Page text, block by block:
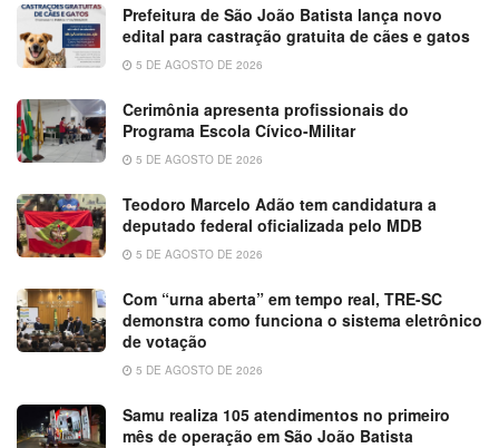
Prefeitura de São João Batista lança novo
edital para castração gratuita de cães e gatos
5 DE AGOSTO DE 2026
Cerimônia apresenta profissionais do
Programa Escola Cívico-Militar
5 DE AGOSTO DE 2026
Teodoro Marcelo Adão tem candidatura a
deputado federal oficializada pelo MDB
5 DE AGOSTO DE 2026
Com “urna aberta” em tempo real, TRE-SC
demonstra como funciona o sistema eletrônico
de votação
5 DE AGOSTO DE 2026
Samu realiza 105 atendimentos no primeiro
mês de operação em São João Batista